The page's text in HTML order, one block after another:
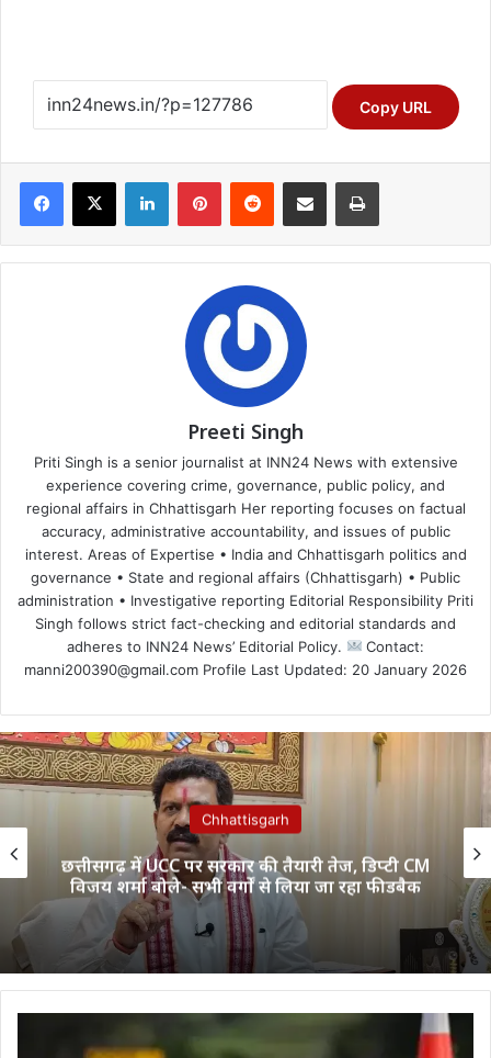
Copy URL
Facebook
X LinkedInPinterestReddit Share via Email Print
Preeti Singh
Priti Singh is a senior journalist at INN24 News with extensive
experience covering crime, governance, public policy, and
regional affairs in Chhattisgarh Her reporting focuses on factual
accuracy, administrative accountability, and issues of public
interest. Areas of Expertise • India and Chhattisgarh politics and
governance • State and regional affairs (Chhattisgarh) • Public
administration • Investigative reporting Editorial Responsibility Priti
Singh follows strict fact-checking and editorial standards and
adheres to INN24 News’ Editorial Policy.
Contact:
manni200390@gmail.com Profile Last Updated: 20 January 2026
Chhattisgarh
छत्तीसगढ़ में UCC पर सरकार की तैयारी तेज, डिप्टी CM
विजय शर्मा बोले- सभी वर्गों से लिया जा रहा फीडबैक